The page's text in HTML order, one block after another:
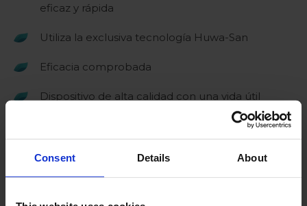
Consent Details About
eficaz y rápida
Utiliza la exclusiva tecnología Huwa-San
Eficacia comprobada
Dispositivo de alta calidad con una vida útil
Diseño económico y ergonómico